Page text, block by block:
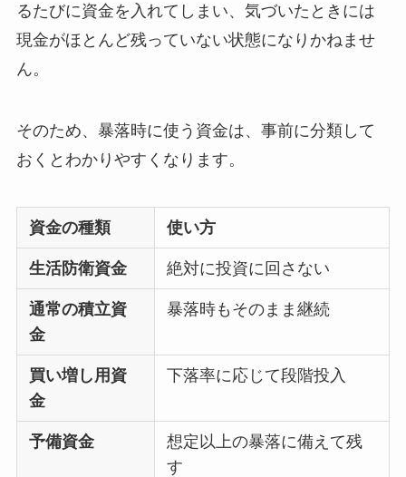
るたびに資金を入れてしまい、気づいたときには
現金がほとんど残っていない状態になりかねませ
ん。
そのため、暴落時に使う資金は、事前に分類して
おくとわかりやすくなります。
資金の種類 使い方
生活防衛資金 絶対に投資に回さない
通常の積立資
金
暴落時もそのまま継続
買い増し用資
金
下落率に応じて段階投入
予備資金
想定以上の暴落に備えて残
す